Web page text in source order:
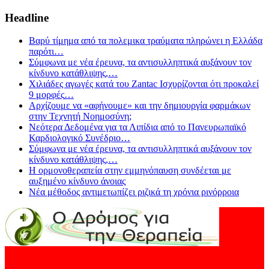
Headline
Βαρύ τίμημα από τα πολεμικα τραύματα πληρώνει η Ελλάδα
παρότι…
Σύμφωνα με νέα έρευνα, τα αντισυλληπτικά αυξάνουν τον
κίνδυνο κατάθλιψης,…
Χιλιάδες αγωγές κατά του Zantac Ισχυρίζονται ότι προκαλεί
9 μορφές…
Αρχίζουμε να «αφήνουμε» και την δημιουργία φαρμάκων
στην Τεχνητή Νοημοσύνη;
Νεότερα Δεδομένα για τα Λιπίδια από το Πανευρωπαϊκό
Καρδιολογικό Συνέδριο…
Σύμφωνα με νέα έρευνα, τα αντισυλληπτικά αυξάνουν τον
κίνδυνο κατάθλιψης,…
Η ορμονοθεραπεία στην εμμηνόπαυση συνδέεται με
αυξημένο κίνδυνο άνοιας
Νέα μέθοδος αντιμετωπίζει ριζικά τη χρόνια ρινόρροια